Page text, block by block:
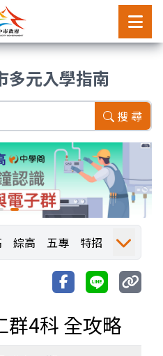
多元入學指南
搜 尋
綜高 五專
特招
職探成果
群4科 全攻略